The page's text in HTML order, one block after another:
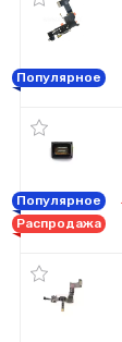
Популярное
Популярное
Распродажа